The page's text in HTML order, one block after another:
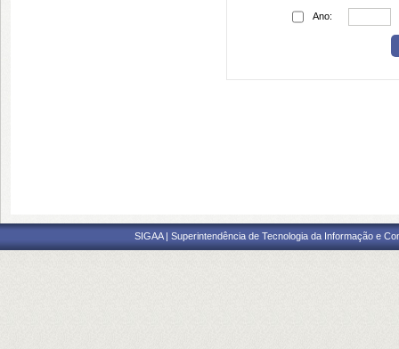
Ano:
SIGAA | Superintendência de Tecnologia da Informação e